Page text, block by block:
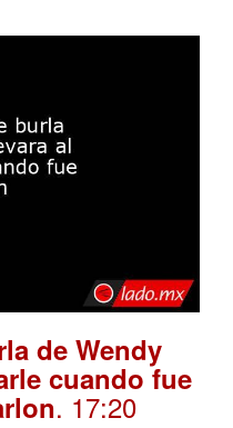
de Wendy
cuando fue
. 17:20